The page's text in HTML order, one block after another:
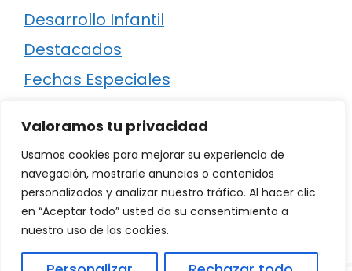
Valoramos tu privacidad
Usamos cookies para mejorar su experiencia de
navegación, mostrarle anuncios o contenidos
personalizados y analizar nuestro tráfico. Al hacer clic
en “Aceptar todo” usted da su consentimiento a
nuestro uso de las cookies.
Desarrollo Infantil
Destacados
Fechas Especiales
Regalos
Relaciones
Ropa